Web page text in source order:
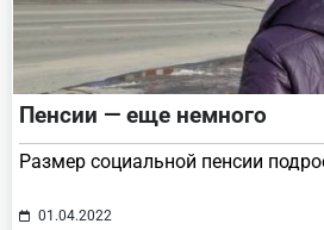
Пенсии — еще немного
Размер социальной пенсии
01.04.2022